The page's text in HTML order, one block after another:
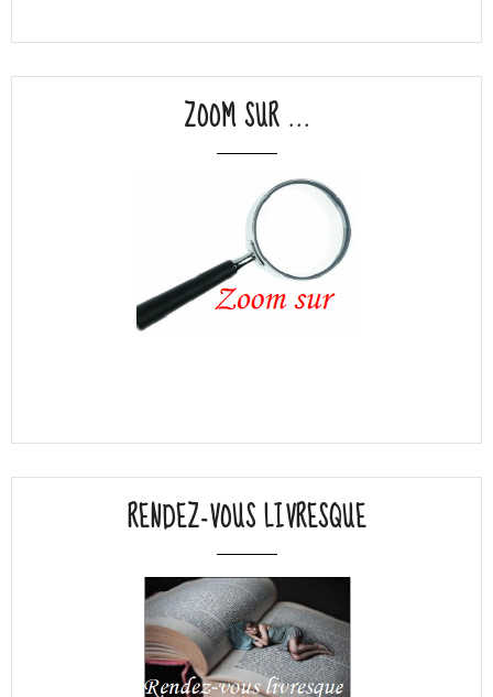
ZOOM SUR ...
RENDEZ-VOUS LIVRESQUE